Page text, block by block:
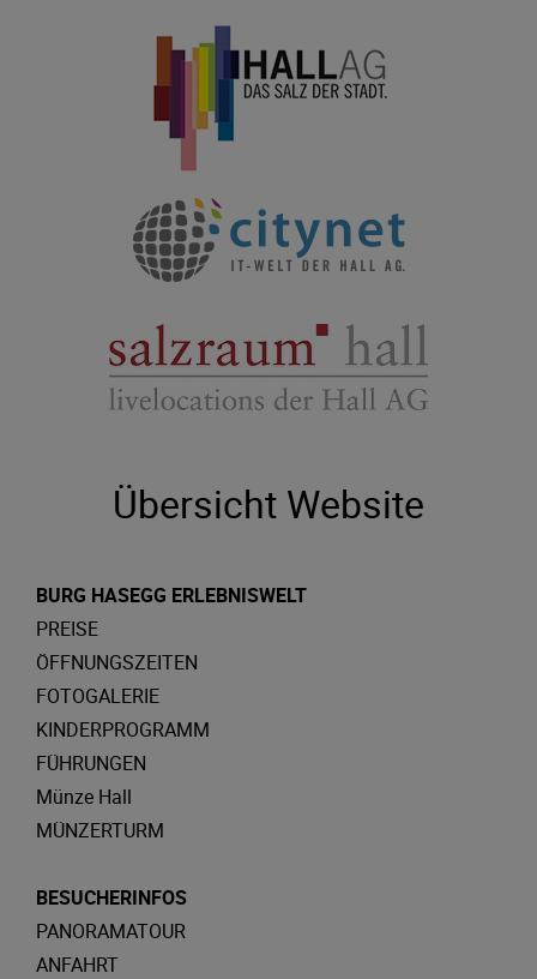
Übersicht Website
BURG HASEGG ERLEBNISWELT
PREISE
ÖFFNUNGSZEITEN
FOTOGALERIE
KINDERPROGRAMM
FÜHRUNGEN
Münze Hall
MÜNZERTURM
BESUCHERINFOS
PANORAMATOUR
ANFAHRT